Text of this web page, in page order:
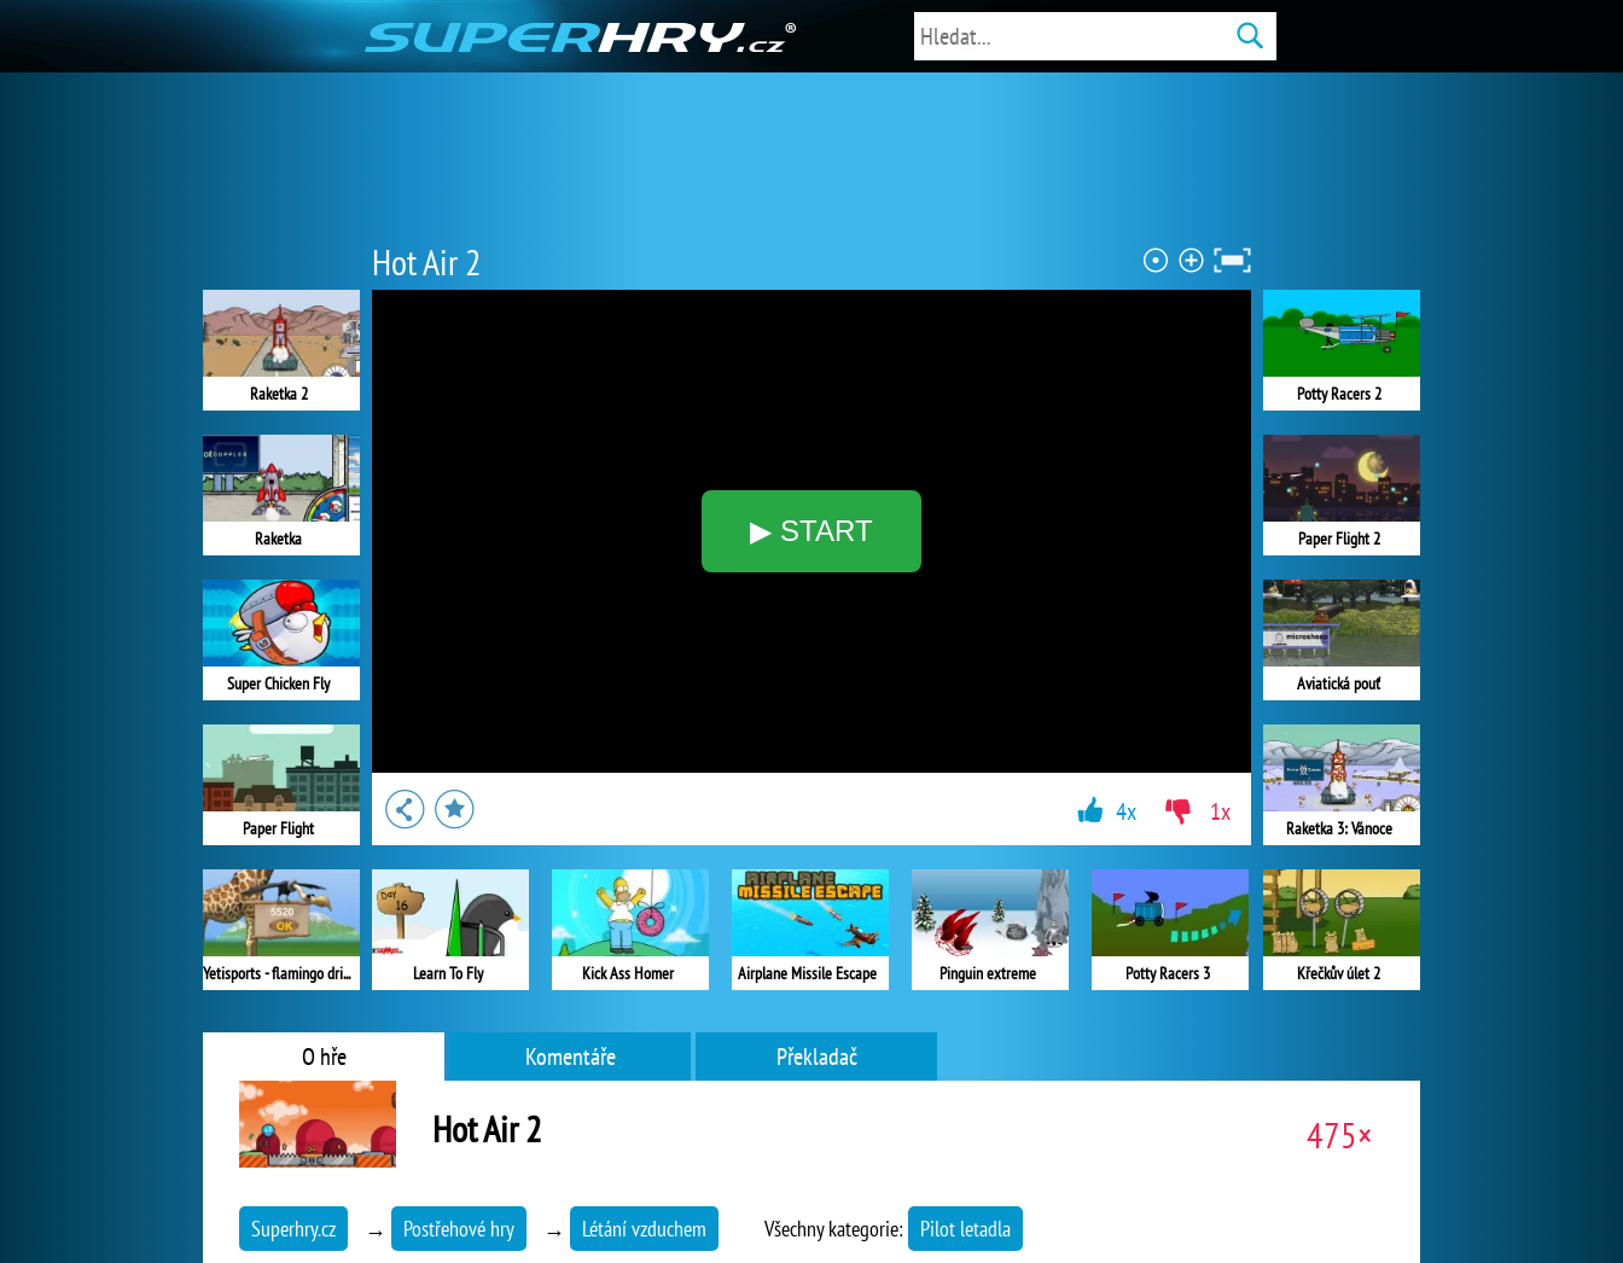
Hot Air 2
▶ START
Raketka 2
Raketka
Super Chicken Fly
Paper Flight
Yetisports - flamingo drive
Potty Racers 2
Paper Flight 2
Aviatická pouť
Raketka 3: Vánoce
Křečkův úlet 2
Learn To Fly Kick Ass Homer Airplane Missile Escape Pinguin extreme Potty Racers 3
4x 1x
O hře Komentáře Překladač
Hot Air 2 475×
Superhry.cz → Postřehové hry → Létání vzduchem Všechny kategorie: Pilot letadla